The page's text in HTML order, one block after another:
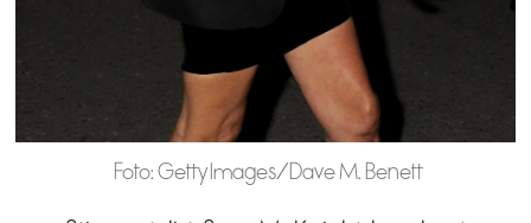
Foto: Getty Images/Dave M. Benett